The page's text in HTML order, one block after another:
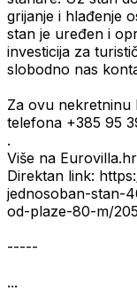
grijanje i hlađenje
stan je uređen i
investicija za
slobodno nas
Za ovu nekretninu
telefona +385 95
.
Više na
Direktan link:
jednosoban-stan-
od-plaze-80-m/
-----
...